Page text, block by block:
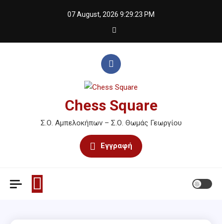
07 August, 2026 9:29:23 PM
Chess Square
Σ.Ο. Αμπελοκήπων – Σ.Ο. Θωμάς Γεωργίου
Εγγραφή